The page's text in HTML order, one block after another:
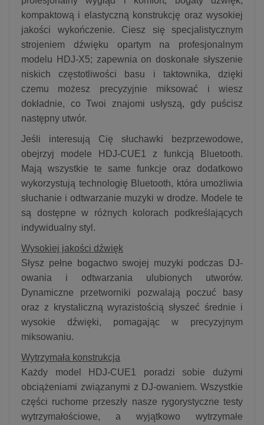
kompaktową i elastyczną konstrukcję oraz wysokiej
jakości wykończenie. Ciesz się specjalistycznym
strojeniem dźwięku opartym na profesjonalnym
modelu HDJ-X5; zapewnia on doskonałe słyszenie
niskich częstotliwości basu i taktownika, dzięki
czemu możesz precyzyjnie miksować i wiesz
dokładnie, co Twoi znajomi usłyszą, gdy puścisz
następny utwór.
Jeśli interesują Cię słuchawki bezprzewodowe,
obejrzyj modele HDJ-CUE1 z funkcją Bluetooth.
Mają wszystkie te same funkcje oraz dodatkowo
wykorzystują technologię Bluetooth, która umożliwia
słuchanie i odtwarzanie muzyki w drodze. Modele te
są dostępne w różnych kolorach podkreślających
indywidualny styl.
Wysokiej jakości dźwięk
Słysz pełne bogactwo swojej muzyki podczas DJ-
owania i odtwarzania ulubionych utworów.
Dynamiczne przetworniki pozwalają poczuć basy
oraz z krystaliczną wyrazistością słyszeć średnie i
wysokie dźwięki, pomagając w precyzyjnym
miksowaniu.
Wytrzymała konstrukcja
Każdy model HDJ-CUE1 poradzi sobie dużymi
obciążeniami związanymi z DJ-owaniem. Wszystkie
części ruchome przeszły nasze rygorystyczne testy
wytrzymałościowe, a wyjątkowo wytrzymałe